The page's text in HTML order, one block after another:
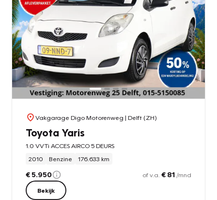
Vakgarage Digo Motorenweg | Delft (ZH)
Toyota Yaris
1.0 VVTi ACCES AIRCO 5 DEURS
2010
Benzine 176.633 km
€ 5.950 of v.a. € 81 /mnd
Bekijk